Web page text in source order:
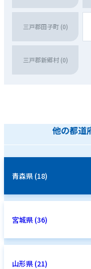
三戸郡田子町 (0)
三戸郡新郷村 (0)
他の都道
青森県 (18)
宮城県 (36)
山形県 (21)